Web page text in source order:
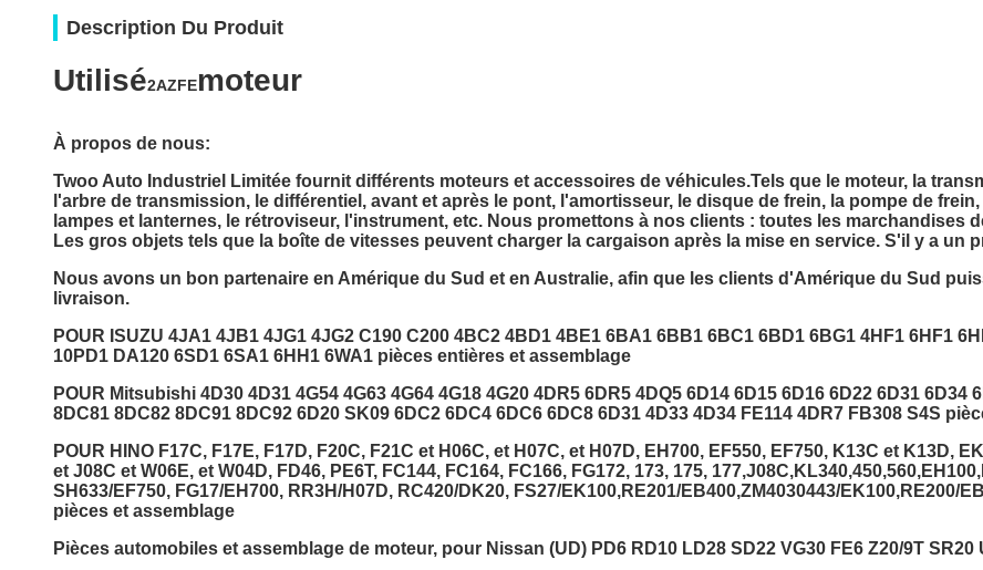
Description Du Produit
Utilisé2AZFEmoteur
À propos de nous:
Twoo Auto Industriel Limitée fournit différents moteurs et accessoires de véhicules.Tels que le moteur, la
l'arbre de transmission, le différentiel, avant et après le pont, l'amortisseur, le disque de frein, la pompe de
lampes et lanternes, le rétroviseur, l'instrument, etc. Nous promettons à nos clients : toutes les marchandises
Les gros objets tels que la boîte de vitesses peuvent charger la cargaison après la mise en service. S'il y a un
Nous avons un bon partenaire en Amérique du Sud et en Australie, afin que les clients d'Amérique du Sud
livraison.
POUR ISUZU 4JA1 4JB1 4JG1 4JG2 C190 C200 4BC2 4BD1 4BE1 6BA1 6BB1 6BC1 6BD1 6BG1 4HF1 6HF1
10PD1 DA120 6SD1 6SA1 6HH1 6WA1 pièces entières et assemblage
POUR Mitsubishi 4D30 4D31 4G54 4G63 4G64 4G18 4G20 4DR5 6DR5 4DQ5 6D14 6D15 6D16 6D22 6D31
8DC81 8DC82 8DC91 8DC92 6D20 SK09 6DC2 6DC4 6DC6 6DC8 6D31 4D33 4D34 FE114 4DR7 FB308 S4S
POUR HINO F17C, F17E, F17D, F20C, F21C et H06C, et H07C, et H07D, EH700, EF550, EF750, K13C et K13D,
et J08C et W06E, et W04D, FD46, PE6T, FC144, FC164, FC166, FG172, 173, 175,
SH633/EF750, FG17/EH700, RR3H/H07D, RC420/DK20, FS27/EK100,RE201/EB400,ZM4030443/EK100,RE200/
pièces et assemblage
Pièces automobiles et assemblage de moteur, pour Nissan (UD) PD6 RD10 LD28 SD22 VG30 FE6 Z20/9T SR20